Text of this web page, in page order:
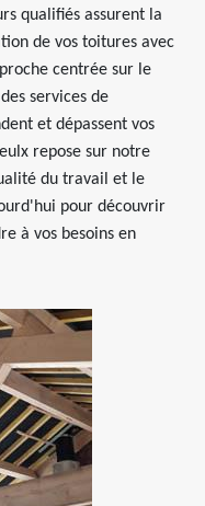
qualifiés assurent la
de vos toitures avec
centrée sur le
services de
et dépassent vos
repose sur notre
du travail et le
pour découvrir
à vos besoins en